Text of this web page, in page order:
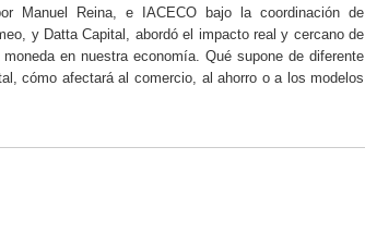
Manuel Reina, e IACECO bajo la coordinación de
y Datta Capital, abordó el impacto real y cercano de
en nuestra economía. Qué supone de diferente
cómo afectará al comercio, al ahorro o a los modelos